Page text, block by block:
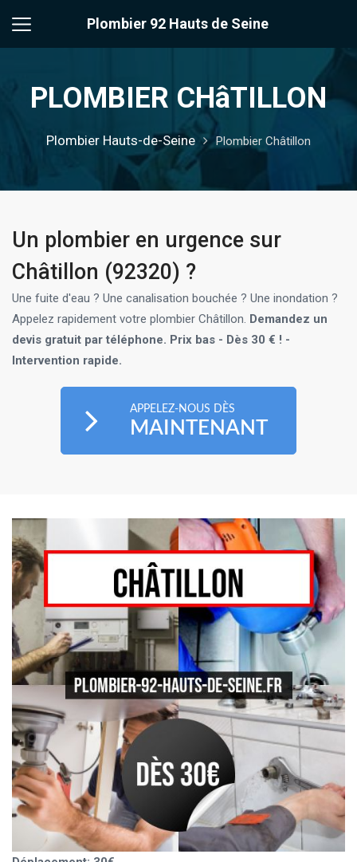
Plombier 92 Hauts de Seine
PLOMBIER CHâTILLON
Plombier Hauts-de-Seine Plombier Châtillon
Un plombier en urgence sur
Châtillon (92320) ?
Une fuite d'eau ? Une canalisation bouchée ? Une inondation ?
Appelez rapidement votre plombier Châtillon. Demandez un
devis gratuit par téléphone. Prix bas - Dès 30 € ! -
Intervention rapide.
APPELEZ-NOUS DÈS
MAINTENANT